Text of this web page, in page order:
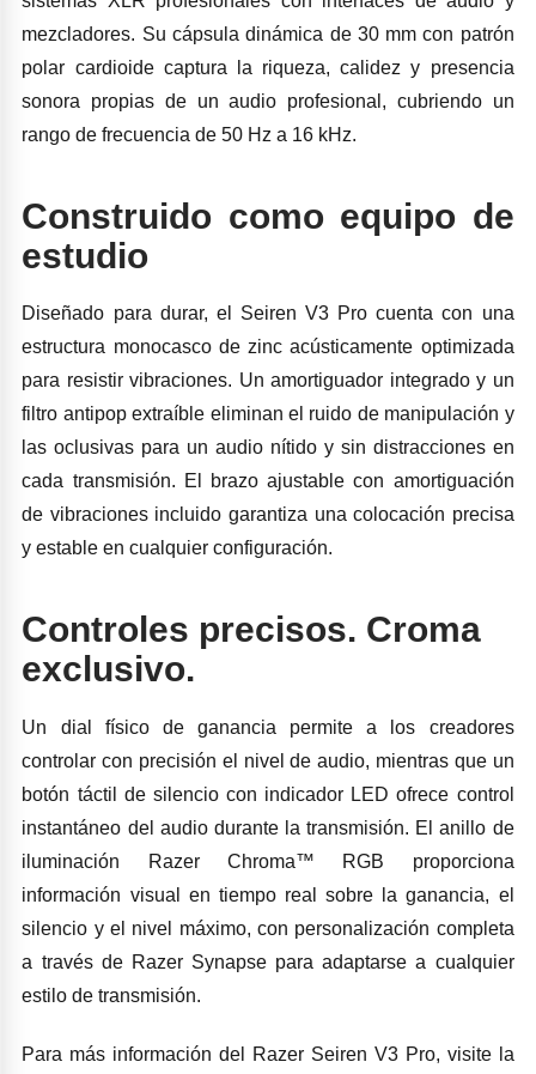
mezcladores. Su cápsula dinámica de 30 mm con patrón
polar cardioide captura la riqueza, calidez y presencia
sonora propias de un audio profesional, cubriendo un
rango de frecuencia de 50 Hz a 16 kHz.
Construido como equipo de
estudio
Diseñado para durar, el Seiren V3 Pro cuenta con una
estructura monocasco de zinc acústicamente optimizada
para resistir vibraciones. Un amortiguador integrado y un
filtro antipop extraíble eliminan el ruido de manipulación y
las oclusivas para un audio nítido y sin distracciones en
cada transmisión. El brazo ajustable con amortiguación
de vibraciones incluido garantiza una colocación precisa
y estable en cualquier configuración.
Controles precisos. Croma
exclusivo.
Un dial físico de ganancia permite a los creadores
controlar con precisión el nivel de audio, mientras que un
botón táctil de silencio con indicador LED ofrece control
instantáneo del audio durante la transmisión. El anillo de
iluminación Razer Chroma™ RGB proporciona
información visual en tiempo real sobre la ganancia, el
silencio y el nivel máximo, con personalización completa
a través de Razer Synapse para adaptarse a cualquier
estilo de transmisión.
Para más información del Razer Seiren V3 Pro, visite la